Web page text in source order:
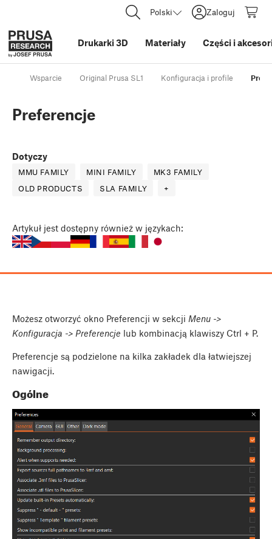
Polski Zaloguj
Drukarki 3D Materiały Części i
Wsparcie Original Prusa SL1 Konfiguracja i profile
Preferencje
Dotyczy
MMU FAMILY MINI FAMILY
MK3 FAMILY
OLD PRODUCTS
SLA FAMILY +
Artykuł jest dostępny również w językach:
Możesz otworzyć okno Preferencji w sekcji Menu ->
Konfiguracja -> Preferencje lub kombinacją klawiszy Ctrl + P.
Preferencje są podzielone na kilka zakładek dla łatwiejszej
nawigacji.
Ogólne